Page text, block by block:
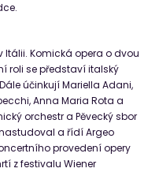
Itálii. Komická opera o dvou
roli se představí italský
účinkují Mariella Adani,
Anna Maria Rota a
orchestr a Pěvecký sbor
nastudoval a řídí Argeo
provedení opery
z festivalu Wiener